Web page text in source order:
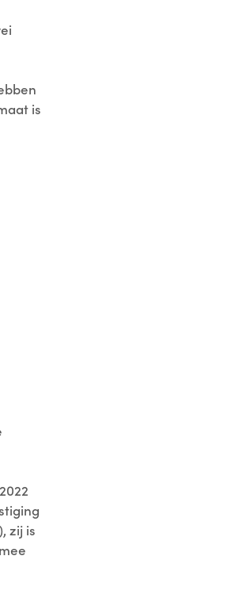
is
zij is